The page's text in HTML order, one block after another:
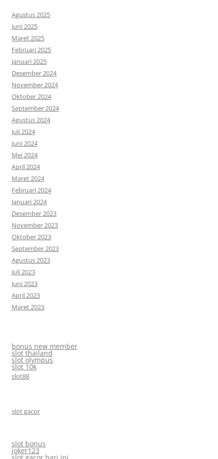
Agustus 2025
Juni 2025
Maret 2025
Februari 2025
Januari 2025
Desember 2024
November 2024
Oktober 2024
September 2024
Agustus 2024
Juli 2024
Juni 2024
Mei 2024
April 2024
Maret 2024
Februari 2024
Januari 2024
Desember 2023
November 2023
Oktober 2023
September 2023
Agustus 2023
Juli 2023
Juni 2023
April 2023
Maret 2023
bonus new member
slot thailand
slot olympus
slot 10k
slot88
slot gacor
slot bonus
joker123